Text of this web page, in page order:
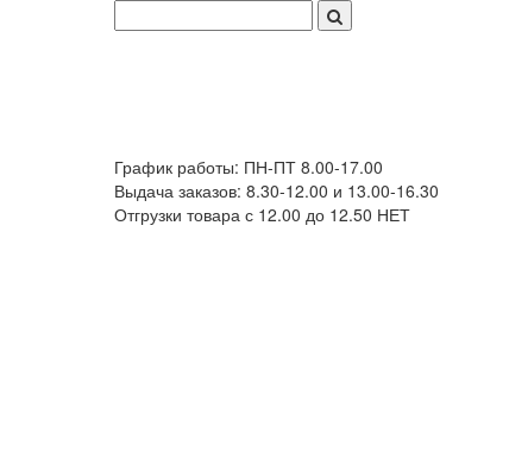
График работы: ПН-ПТ 8.00-17.00
Выдача заказов: 8.30-12.00 и 13.00-16.30
Отгрузки товара с 12.00 до 12.50 НЕТ